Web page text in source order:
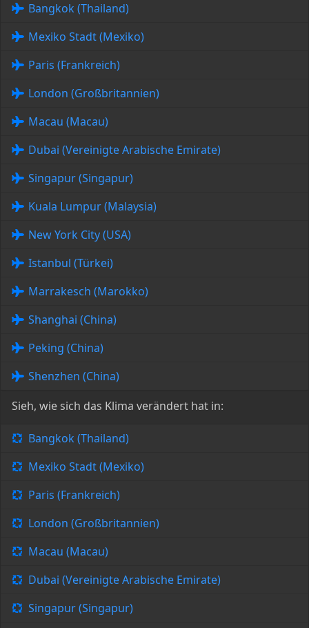
Bangkok (Thailand)
Mexiko Stadt (Mexiko)
Paris (Frankreich)
London (Großbritannien)
Macau (Macau)
Dubai (Vereinigte Arabische Emirate)
Singapur (Singapur)
Kuala Lumpur (Malaysia)
New York City (USA)
Istanbul (Türkei)
Marrakesch (Marokko)
Shanghai (China)
Peking (China)
Shenzhen (China)
Sieh, wie sich das Klima verändert hat in:
Bangkok (Thailand)
Mexiko Stadt (Mexiko)
Paris (Frankreich)
London (Großbritannien)
Macau (Macau)
Dubai (Vereinigte Arabische Emirate)
Singapur (Singapur)